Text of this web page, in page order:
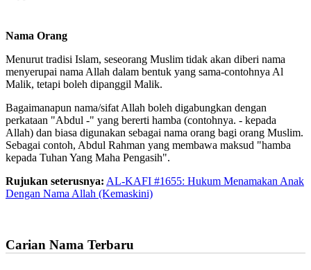
Nama Orang
Menurut tradisi Islam, seseorang Muslim tidak akan diberi nama
menyerupai nama Allah dalam bentuk yang sama-contohnya Al
Malik, tetapi boleh dipanggil Malik.
Bagaimanapun nama/sifat Allah boleh digabungkan dengan
perkataan "Abdul -" yang bererti hamba (contohnya. - kepada
Allah) dan biasa digunakan sebagai nama orang bagi orang Muslim.
Sebagai contoh, Abdul Rahman yang membawa maksud "hamba
kepada Tuhan Yang Maha Pengasih".
Rujukan seterusnya: AL-KAFI #1655: Hukum Menamakan Anak
Dengan Nama Allah (Kemaskini)
Carian Nama Terbaru